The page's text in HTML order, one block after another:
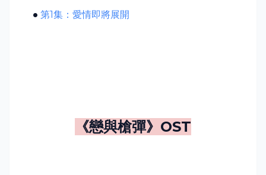
第1集：愛情即將展開
《戀與槍彈》 OST